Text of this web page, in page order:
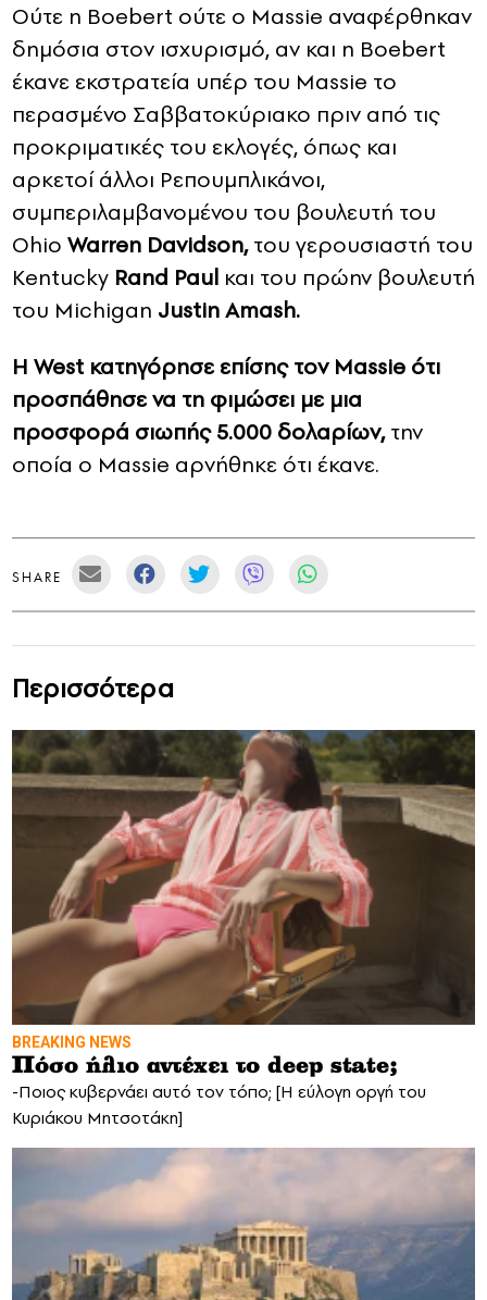
Ούτε η Boebert ούτε ο Massie αναφέρθηκαν
δημόσια στον ισχυρισμό, αν και η Boebert
έκανε εκστρατεία υπέρ του Massie το
περασμένο Σαββατοκύριακο πριν από τις
προκριματικές του εκλογές, όπως και
αρκετοί άλλοι Ρεπουμπλικάνοι,
συμπεριλαμβανομένου του βουλευτή του
Ohio Warren Davidson,του γερουσιαστή του
Kentucky Rand Paul και του πρώην βουλευτή
του Michigan Justin Amash.
Η West κατηγόρησε επίσης τον Massie ότι
προσπάθησε να τη φιμώσει με μια
προσφορά σιωπής 5.000 δολαρίων,την
οποία ο Massie αρνήθηκε ότι έκανε.
SHARE
Περισσότερα
BREAKING NEWS
Πόσο ήλιο αντέχει το deep state;
-Ποιος κυβερνάει αυτό τον τόπο; [Η εύλογη οργή του
Κυριάκου Μητσοτάκη]